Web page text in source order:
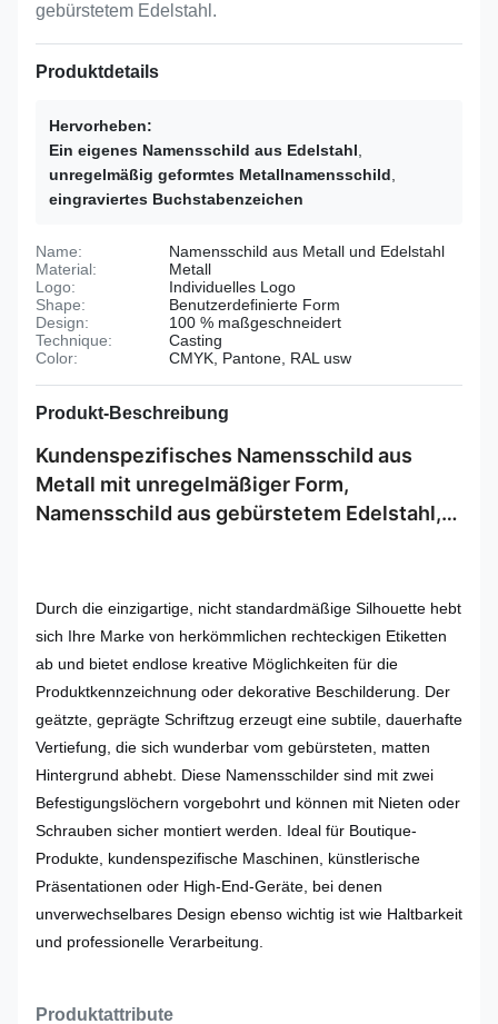
gebürstetem Edelstahl.
Produktdetails
Hervorheben:
Ein eigenes Namensschild aus Edelstahl
unregelmäßig geformtes Metallnamensschild
eingraviertes Buchstabenzeichen
Name:
Namensschild aus Metall und Edelstahl
Material:
Metall
Logo:
Individuelles Logo
Shape:
Benutzerdefinierte Form
Design:
100 % maßgeschneidert
Technique:
Casting
Color:
CMYK, Pantone, RAL usw
Produkt-Beschreibung
Kundenspezifisches Namensschild aus
Metall mit unregelmäßiger Form,
Namensschild aus gebürstetem Edelstahl,
Durch die einzigartige, nicht standardmäßige Silhouette hebt
sich Ihre Marke von herkömmlichen rechteckigen Etiketten
ab und bietet endlose kreative Möglichkeiten für die
Produktkennzeichnung oder dekorative Beschilderung. Der
geätzte, geprägte Schriftzug erzeugt eine subtile, dauerhafte
Vertiefung, die sich wunderbar vom gebürsteten, matten
Hintergrund abhebt. Diese Namensschilder sind mit zwei
Befestigungslöchern vorgebohrt und können mit Nieten oder
Schrauben sicher montiert werden. Ideal für Boutique-
Produkte, kundenspezifische Maschinen, künstlerische
Präsentationen oder High-End-Geräte, bei denen
unverwechselbares Design ebenso wichtig ist wie Haltbarkeit
und professionelle Verarbeitung.
Produktattribute